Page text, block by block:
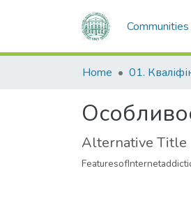
Home
Alternative Title